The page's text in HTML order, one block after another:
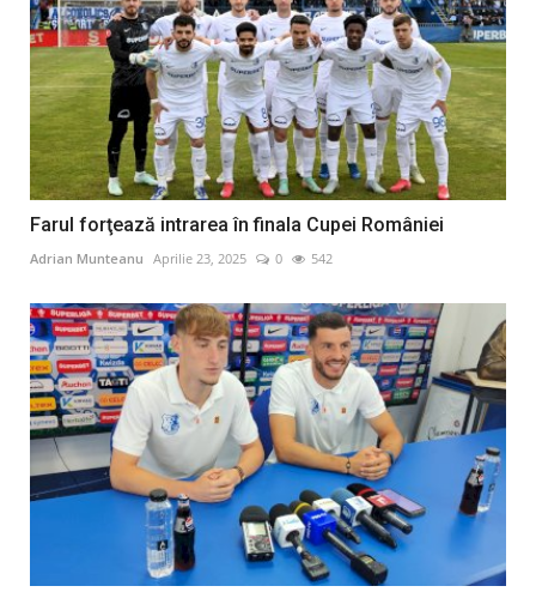
Farul forţează intrarea în finala Cupei României
Adrian Munteanu Aprilie 23, 2025 0 542